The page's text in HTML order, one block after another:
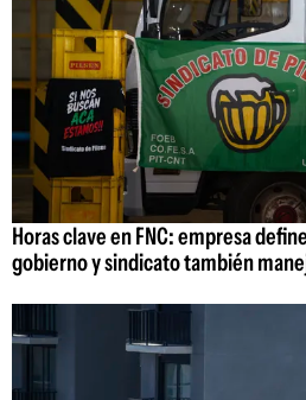
Horas clave en FNC: empresa
gobierno y sindicato también